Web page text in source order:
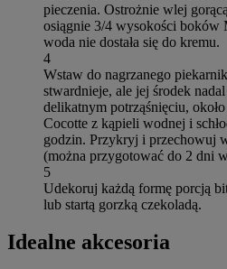
pieczenia. Ostrożnie wlej
osiągnie 3/4 wysokości boków
woda nie dostała się do kremu.
4
Wstaw do nagrzanego
stwardnieje, ale jej środek
delikatnym potrząśnięciu,
Cocotte z kąpieli wodnej i
godzin. Przykryj i przechowuj
(można przygotować do 2 dni
5
Udekoruj każdą formę porcją
lub startą gorzką czekoladą.
Idealne akcesoria